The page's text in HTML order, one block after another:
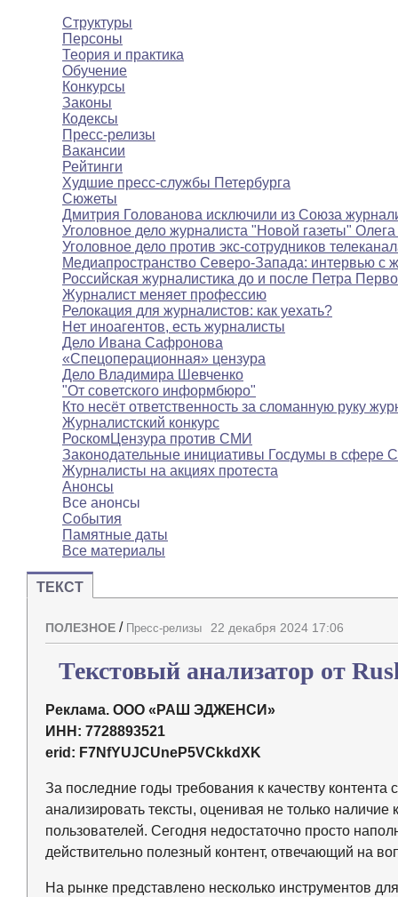
Структуры
Персоны
Теория и практика
Обучение
Конкурсы
Законы
Кодексы
Пресс-релизы
Вакансии
Рейтинги
Худшие пресс-службы Петербурга
Сюжеты
Дмитрия Голованова исключили из Союза
Уголовное дело журналиста "Новой газеты"
Уголовное дело против экс-сотрудников
Медиапространство Северо-Запада: интервью с
Российская журналистика до и после Петра
Журналист меняет профессию
Релокация для журналистов: как уехать?
Нет иноагентов, есть журналисты
Дело Ивана Сафронова
«Спецоперационная» цензура
Дело Владимира Шевченко
"От советского информбюро"
Кто несёт ответственность за сломанную руку
Журналистский конкурс
РоскомЦензура против СМИ
Законодательные инициативы Госдумы в сфере
Журналисты на акциях протеста
Анонсы
Все анонсы
События
Памятные даты
Все материалы
ТЕКСТ
ПОЛЕЗНОЕ / Пресс-релизы 22 декабря 2024 17:06
Текстовый анализатор от
Реклама. ООО «РАШ ЭДЖЕНСИ»
ИНН: 7728893521
erid: F7NfYUJCUneP5VCkkdXK
За последние годы требования к качеству
анализировать тексты, оценивая не только
пользователей. Сегодня недостаточно просто
действительно полезный контент, отвечающий на
На рынке представлено несколько инструментов